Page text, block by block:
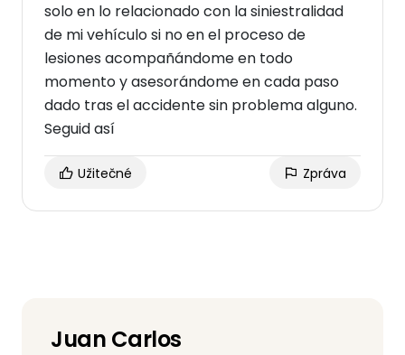
solo en lo relacionado con la siniestralidad
de mi vehículo si no en el proceso de
lesiones acompañándome en todo
momento y asesorándome en cada paso
dado tras el accidente sin problema alguno.
Seguid así
Užitečné Zpráva
Juan Carlos